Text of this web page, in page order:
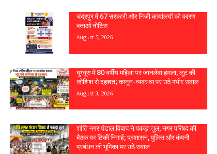
चंद्रपुर में 67 सरकारी और निजी कार्यालयों को कारण
बताओ नोटिस
August 5, 2026
घुग्घूस में 80 वर्षीय महिला पर जानलेवा हमला, लूट की
कोशिश से दहशत; कानून-व्यवस्था पर उठे गंभीर सवाल
August 3, 2026
शांति नगर पंडाल विवाद ने पकड़ा तूल, नगर परिषद की
बैठक पर टिकीं निगाहें; प्रशासन, पुलिस और कंपनी
प्रबंधन की भूमिका पर उठे सवाल